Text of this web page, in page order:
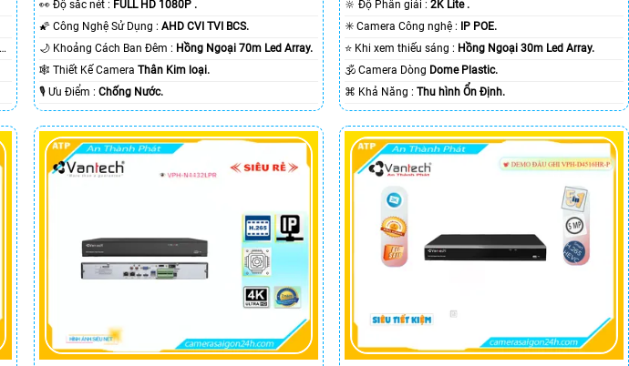
️👀 Độ sắc nét : FULL HD 1080P .
🌠 Công Nghệ Sử Dụng : AHD CVI TVI BCS.
🌙 Khoảng Cách Ban Đêm : Hồng Ngoại 70m Led Array.
🕸️ Thiết Kế Camera Thân Kim loại.
️🎙 Ưu Điểm : Chống Nước.
🔆 Độ Phân giải :2K Lite .
✳️ Camera Công nghệ :
IP POE.
⭐ Khi xem thiếu sáng : Hồng Ngoại 30m Led Array.
🕉️ Camera Dòng Dome Plastic.
️⌘ Khả Năng :Thu hình Ổn Định.